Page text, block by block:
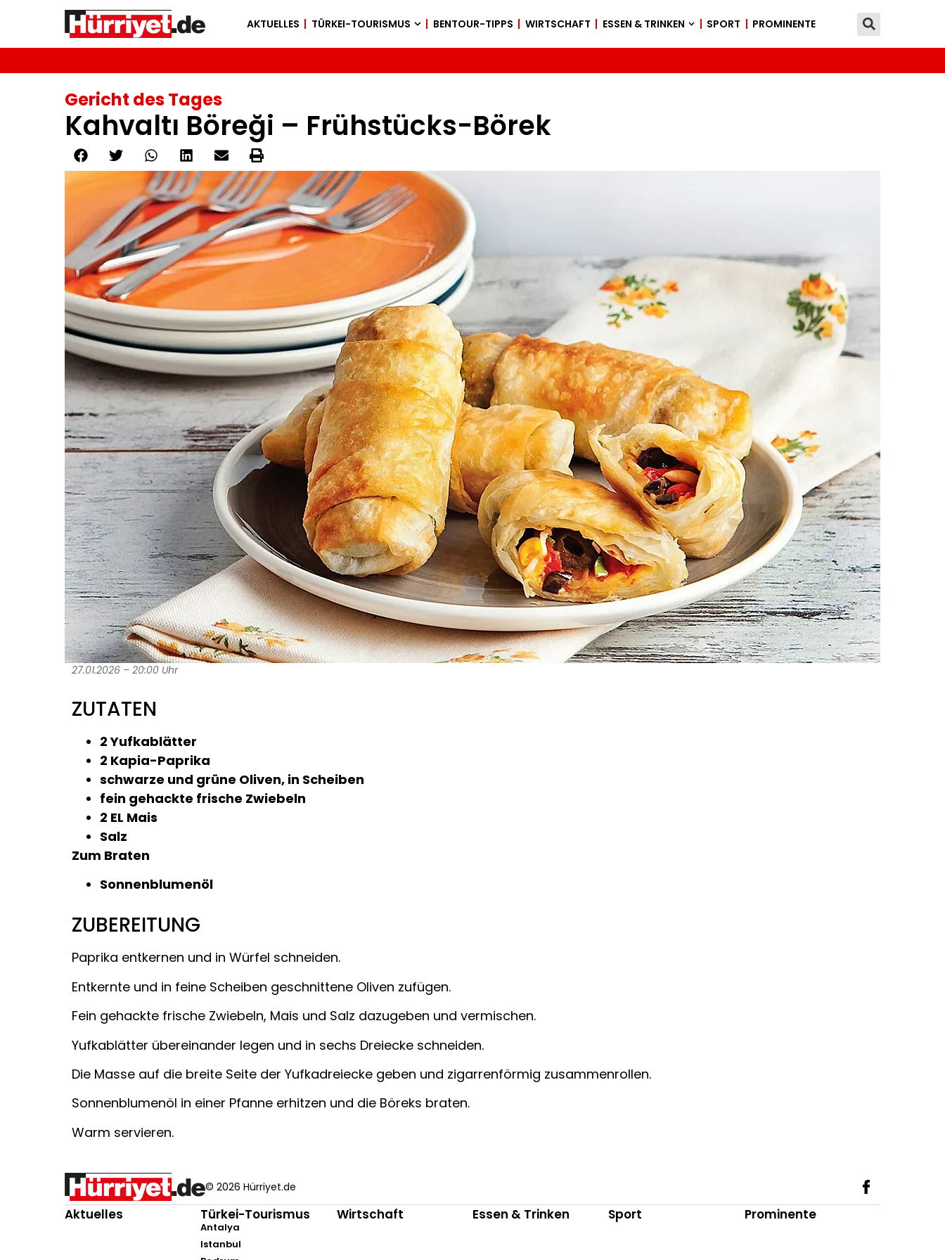
AKTUELLES TÜRKEI-TOURISMUS BENTOUR-TIPPS WIRTSCHAFT ESSEN & TRINKEN SPORT PROMINENTE
Gericht des Tages
Kahvaltı Böreği – Frühstücks-Börek
27.01.2026 – 20:00 Uhr
ZUTATEN
2 Yufkablätter
2 Kapia-Paprika
schwarze und grüne Oliven, in Scheiben
fein gehackte frische Zwiebeln
2 EL Mais
Salz
Zum Braten
Sonnenblumenöl
ZUBEREITUNG
Paprika entkernen und in Würfel schneiden.
Entkernte und in feine Scheiben geschnittene Oliven zufügen.
Fein gehackte frische Zwiebeln, Mais und Salz dazugeben und vermischen.
Yufkablätter übereinander legen und in sechs Dreiecke schneiden.
Die Masse auf die breite Seite der Yufkadreiecke geben und zigarrenförmig zusammenrollen.
Sonnenblumenöl in einer Pfanne erhitzen und die Böreks braten.
Warm servieren.
© 2026 Hürriyet.de
Aktuelles Türkei-Tourismus
Antalya
Istanbul
Wirtschaft Essen & Trinken Sport Prominente